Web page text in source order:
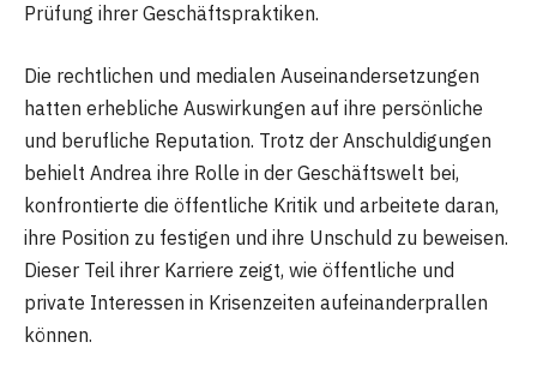
Prüfung ihrer Geschäftspraktiken.
Die rechtlichen und medialen Auseinandersetzungen
hatten erhebliche Auswirkungen auf ihre persönliche
und berufliche Reputation. Trotz der Anschuldigungen
behielt Andrea ihre Rolle in der Geschäftswelt bei,
konfrontierte die öffentliche Kritik und arbeitete daran,
ihre Position zu festigen und ihre Unschuld zu beweisen.
Dieser Teil ihrer Karriere zeigt, wie öffentliche und
private Interessen in Krisenzeiten aufeinanderprallen
können.